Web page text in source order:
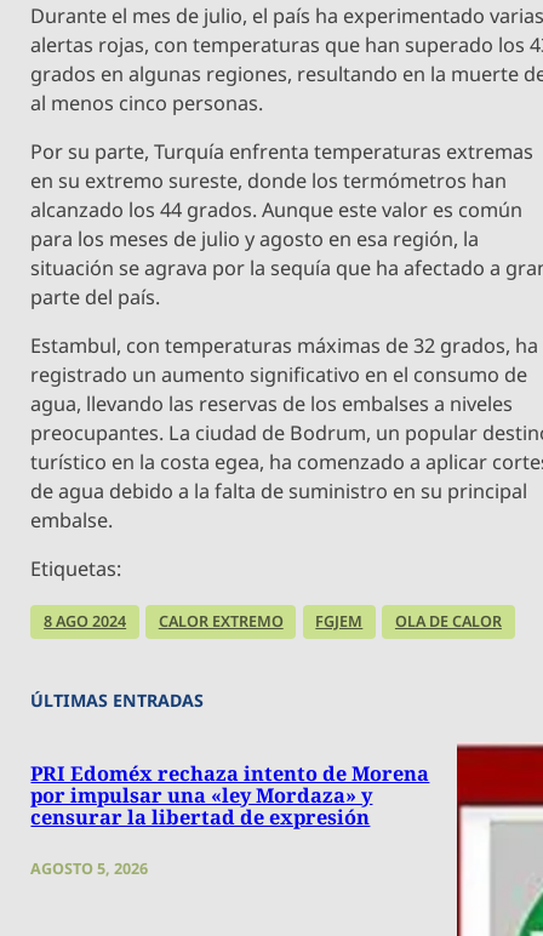
Durante el mes de julio, el país ha experimentado
alertas rojas, con temperaturas que han superado los
grados en algunas regiones, resultando en la muerte
al menos cinco personas.
Por su parte, Turquía enfrenta temperaturas extremas
en su extremo sureste, donde los termómetros han
alcanzado los 44 grados. Aunque este valor es común
para los meses de julio y agosto en esa región, la
situación se agrava por la sequía que ha afectado a
parte del país.
Estambul, con temperaturas máximas de 32 grados, ha
registrado un aumento significativo en el consumo de
agua, llevando las reservas de los embalses a niveles
preocupantes. La ciudad de Bodrum, un popular
turístico en la costa egea, ha comenzado a aplicar
de agua debido a la falta de suministro en su principal
embalse.
Etiquetas:
8 AGO 2024 CALOR EXTREMO FGJEM OLA DE CALOR
ÚLTIMAS ENTRADAS
PRI Edoméx rechaza intento de Morena
por impulsar una «ley Mordaza» y
censurar la libertad de expresión
AGOSTO 5, 2026